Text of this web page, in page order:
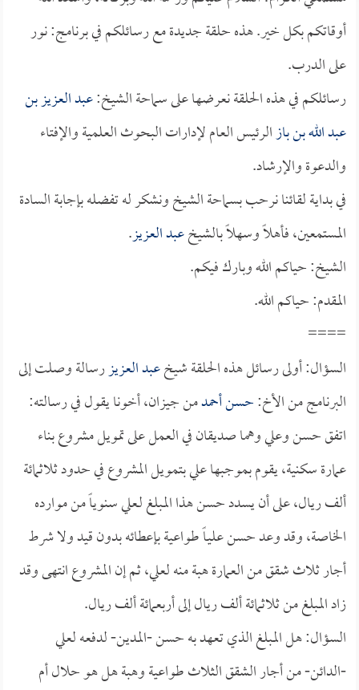
أوقاتكم بكل خير. هذه حلقة جديدة مع رسائلكم في برنامج: نور
على الدرب.
رسائلكم في هذه الحلقة نعرضها على سماحة الشيخ:عبد العزيز بن
عبد الله بن بازالرئيس العام لإدارات البحوث العلمية والإفتاء
والدعوة والإرشاد.
في بداية لقائنا نرحب بسماحة الشيخ ونشكر له تفضله بإجابة السادة
المستمعين، فأهلاً وسهلاً بالشيخعبد العزيز.
الشيخ: حياكم الله وبارك فيكم.
المقدم: حياكم الله.
====
السؤال: أولى رسائل هذه الحلقة شيخعبد العزيزرسالة وصلت إلى
البرنامج من الأخ:حسن أحمدمن جيزان، أخونا يقول في رسالته:
اتفق حسن وعلي وهما صديقان في العمل على تمويل مشروع بناء
عمارة سكنية، يقوم بموجبها علي بتمويل المشروع في حدود ثلاثمائة
ألف ريال، على أن يسدد حسن هذا المبلغ لـعلي سنوياً من موارده
الخاصة، وقد وعد حسن عليـاً طواعية بإعطائه بدون قيد ولا شرط
أجار ثلاث شقق من العمارة هبة منه لعلي، ثم إن المشروع انتهى وقد
زاد المبلغ من ثلاثمائة ألف ريال إلى أربعمائة ألف ريال.
السؤال: هل المبلغ الذي تعهد به حسن -المدين- لدفعه لعلي
-الدائن- من أجار الشقق الثلاث طواعية وهبة هل هو حلال أم